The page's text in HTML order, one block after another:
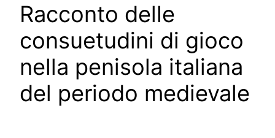
Racconto delle
consuetudini di gioco
nella penisola italiana
del periodo medievale